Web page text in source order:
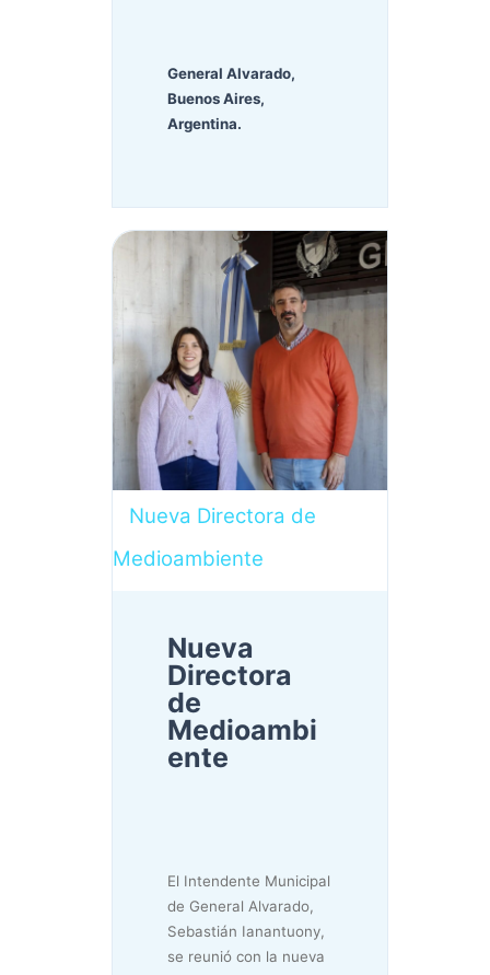
General Alvarado,
Buenos Aires,
Argentina.
Nueva Directora de
Medioambiente
Nueva
Directora
de
Medioambi
ente
El Intendente Municipal
de General Alvarado,
Sebastián Ianantuony,
se reunió con la nueva